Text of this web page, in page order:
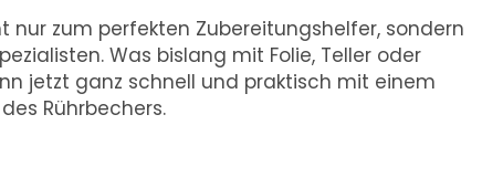
nur zum perfekten Zubereitungshelfer, sondern
Was bislang mit Folie, Teller oder
jetzt ganz schnell und praktisch mit einem
Rührbechers.